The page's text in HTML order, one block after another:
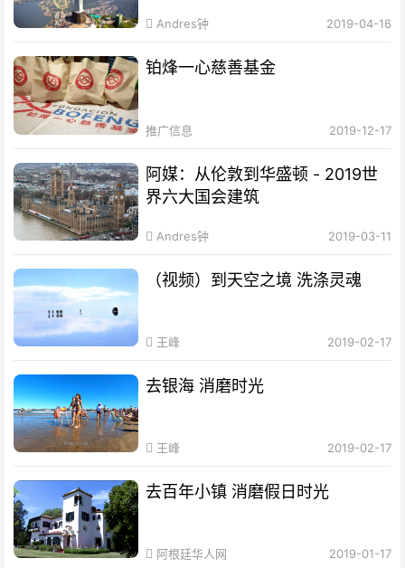
Andres钟 2019-04-16
铂烽一心慈善基金
推广信息 2019-12-17
阿媒：从伦敦到华盛顿 - 2019世
界六大国会建筑
Andres钟 2019-03-11
（视频）到天空之境 洗涤灵魂
王峰 2019-02-17
去银海 消磨时光
王峰 2019-02-17
去百年小镇 消磨假日时光
阿根廷华人网 2019-01-17